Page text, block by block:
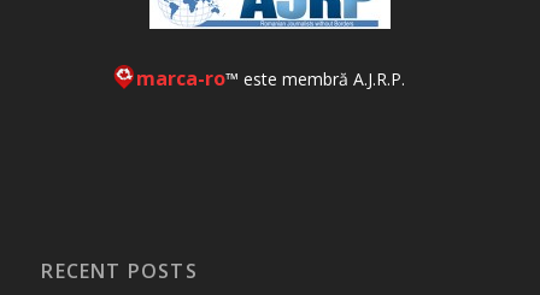
marca-ro™ este membră A.J.R.P.
RECENT POSTS